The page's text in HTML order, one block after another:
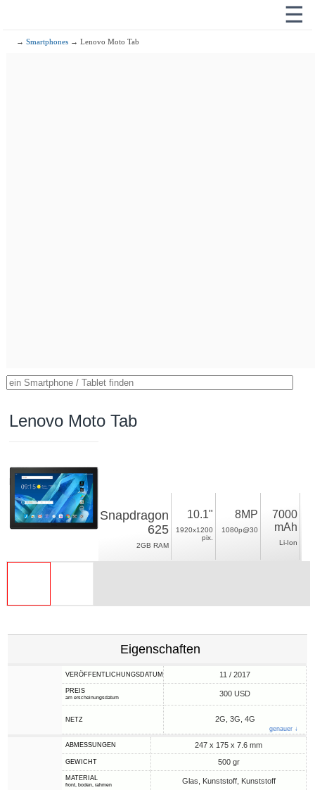
☰
→Smartphones → Lenovo Moto Tab
Lenovo Moto Tab
Snapdragon
625
2GB RAM
10.1"
1920x1200
pix.
8MP
1080p@30
7000
mAh
Li-Ion
Eigenschaften
VERÖFFENTLICHUNGSDATUM 11 / 2017
PREIS
am erscheinungsdatum 300 USD
NETZ 2G, 3G, 4G
genauer ↓
ABMESSUNGEN 247 x 175 x 7.6 mm
GEWICHT 500 gr
MATERIAL
front, boden, rahmen Glas, Kunststoff, Kunststoff